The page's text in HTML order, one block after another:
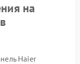
на
Haier